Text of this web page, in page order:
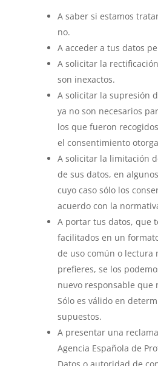
A saber si estamos
no.
A acceder a tus datos
A solicitar la
son inexactos.
A solicitar la supresión
ya no son necesarios
los que fueron
el consentimiento
A solicitar la limitación
de sus datos, en
cuyo caso sólo los
acuerdo con la
A portar tus datos, que
facilitados en un
de uso común o lectura
prefieres, se los
nuevo responsable que
Sólo es válido en
supuestos.
A presentar una
Agencia Española de